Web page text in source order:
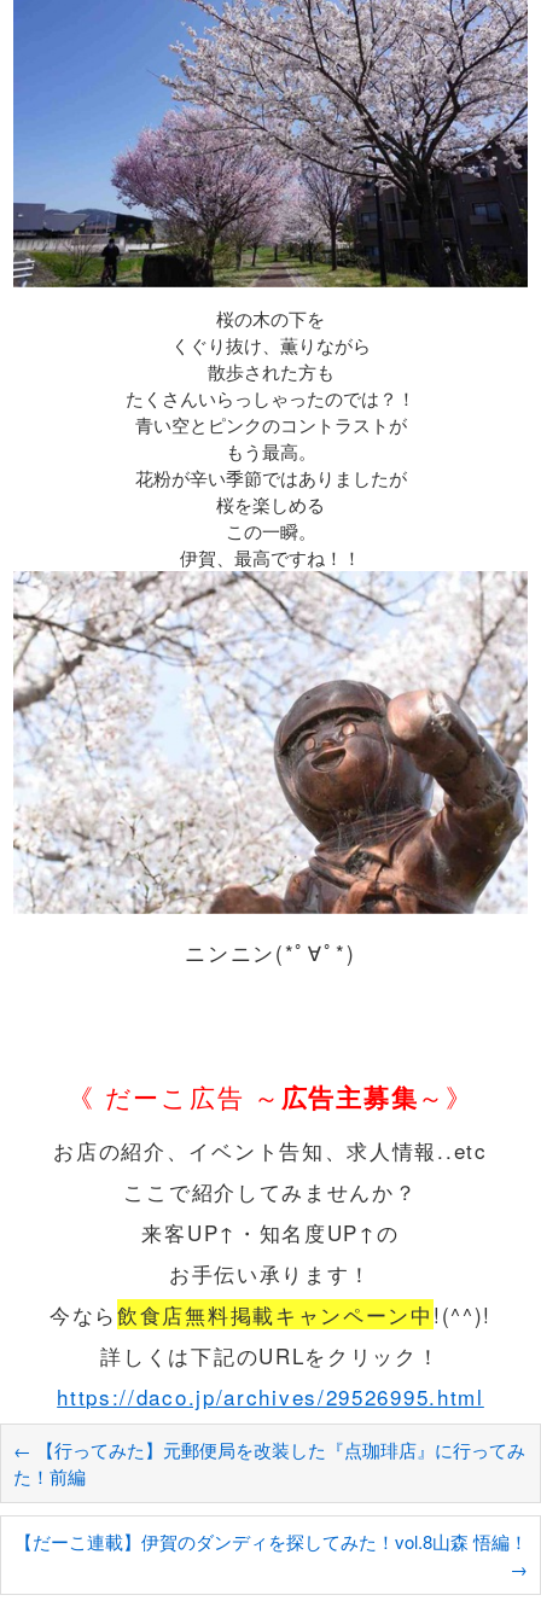
桜の木の下を
くぐり抜け、薫りながら
散歩された方も
たくさんいらっしゃったのでは？！
青い空とピンクのコントラストが
もう最高。
花粉が辛い季節ではありましたが
桜を楽しめる
この一瞬。
伊賀、最高ですね！！
ニンニン(*ﾟ∀ﾟ*)
《 だーこ広告 ～ 広告主募集 ～》
お店の紹介、イベント告知、求人情報..etc
ここで紹介してみませんか？
来客UP↑・知名度UP↑の
お手伝い承ります！
今なら飲食店無料掲載キャンペーン中 !(^^)!
詳しくは下記のURLをクリック！
https://daco.jp/archives/29526995.html
← 【行ってみた】元郵便局を改装した『点珈琲店』に行ってみ
た！前編
【だーこ連載】伊賀のダンディを探してみた！vol.8山森 悟編！
→